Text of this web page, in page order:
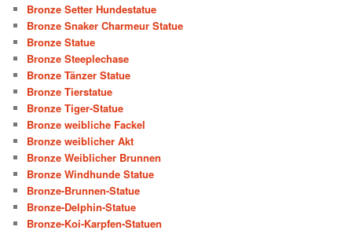
Bronze Setter Hundestatue
Bronze Snaker Charmeur Statue
Bronze Statue
Bronze Steeplechase
Bronze Tänzer Statue
Bronze Tierstatue
Bronze Tiger-Statue
Bronze weibliche Fackel
Bronze weiblicher Akt
Bronze Weiblicher Brunnen
Bronze Windhunde Statue
Bronze-Brunnen-Statue
Bronze-Delphin-Statue
Bronze-Koi-Karpfen-Statuen